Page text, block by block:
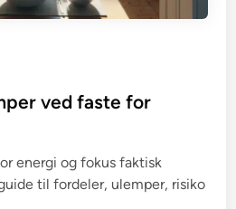
ved faste for
energi og fokus faktisk
til fordeler, ulemper, risiko